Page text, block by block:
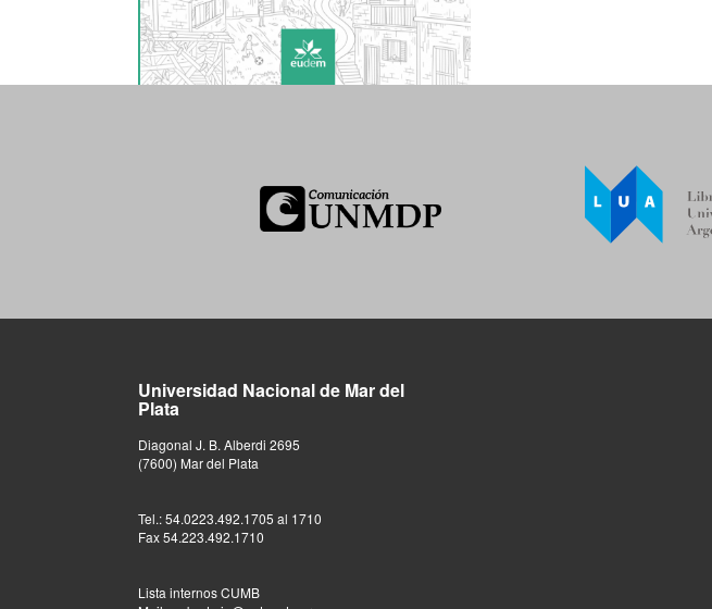
Universidad Nacional de Mar del
Plata
Diagonal J. B. Alberdi 2695
(7600) Mar del Plata
Tel.: 54.0223.492.1705 al 1710
Fax 54.223.492.1710
Lista internos CUMB